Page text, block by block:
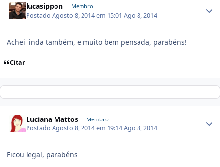
lucasippon Membro
PostadoAgosto 8, 2014 em 15:01Ago 8, 2014
Achei linda também, e muito bem pensada, parabéns!
Citar
Luciana Mattos Membro
PostadoAgosto 8, 2014 em 19:14Ago 8, 2014
Ficou legal, parabéns